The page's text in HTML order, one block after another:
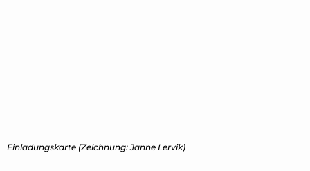
Einladungskarte (Zeichnung: Janne Lervik)